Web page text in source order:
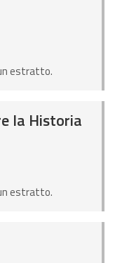
estratto.
la Historia
estratto.